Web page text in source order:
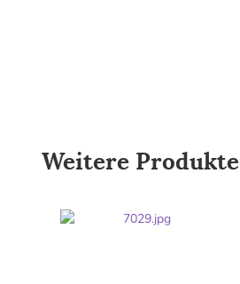
Weitere Produkte